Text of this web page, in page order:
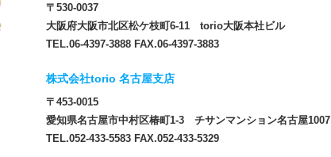
〒530-0037
大阪府大阪市北区松ケ枝町6-11 torio大阪本社ビル
TEL.06-4397-3888 FAX.06-4397-3883
株式会社torio 名古屋支店
〒453-0015
愛知県名古屋市中村区椿町1-3 チサンマンション名古屋1007
TEL.052-433-5583 FAX.052-433-5329